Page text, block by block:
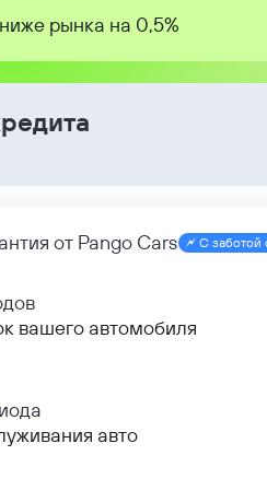
рынка на 0,5%
от Pango Cars С заботой
вашего автомобиля
авто